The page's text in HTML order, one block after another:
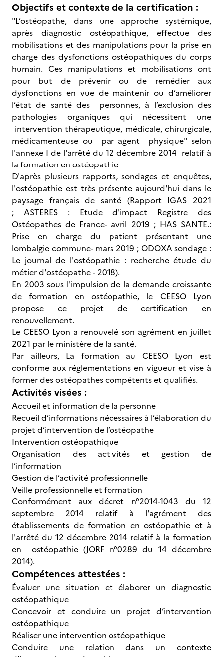
Objectifs et contexte de la certification :
"L’ostéopathe, dans une approche systémique,
après diagnostic ostéopathique, effectue des
mobilisations et des manipulations pour la prise en
charge des dysfonctions ostéopathiques du corps
humain. Ces manipulations et mobilisations ont
pour but de prévenir ou de remédier aux
dysfonctions en vue de maintenir ou d’améliorer
l’état de santé des personnes, à l’exclusion des
pathologies organiques qui nécessitent une
intervention thérapeutique, médicale, chirurgicale,
médicamenteuse ou par agent physique" selon
l'annexe I de l'arrêté du 12 décembre 2014 relatif à
la formation en ostéopathie
D'après plusieurs rapports, sondages et enquêtes,
l'ostéopathie est très présente aujourd'hui dans le
paysage français de santé (Rapport IGAS 2021
; ASTERES : Etude d'impact Registre des
Ostéopathes de France- avril 2019 ; HAS SANTE.:
Prise en charge du patient présentant une
lombalgie commune- mars 2019 ; ODOXA sondage :
Le journal de l'ostéopathie : recherche étude du
métier d'ostéopathe - 2018).
En 2003 sous l'impulsion de la demande croissante
de formation en ostéopathie, le CEESO Lyon
propose ce projet de certification en
renouvellement.
Le CEESO Lyon a renouvelé son agrément en juillet
2021 par le ministère de la santé.
Par ailleurs, La formation au CEESO Lyon est
conforme aux réglementations en vigueur et vise à
former des ostéopathes compétents et qualifiés.
Activités visées :
Accueil et information de la personne
Recueil d’informations nécessaires à l’élaboration du
projet d’intervention de l’ostéopathe
Intervention ostéopathique
Organisation des activités et gestion de
l’information
Gestion de l’activité professionnelle
Veille professionnelle et formation
Conformément aux décret n°2014-1043 du 12
septembre 2014 relatif à l'agrément des
établissements de formation en ostéopathie et à
l'arrêté du 12 décembre 2014 relatif à la formation
en ostéopathie (JORF n°0289 du 14 décembre
2014).
Compétences attestées :
Évaluer une situation et élaborer un diagnostic
ostéopathique
Concevoir et conduire un projet d’intervention
ostéopathique
Réaliser une intervention ostéopathique
Conduire une relation dans un contexte